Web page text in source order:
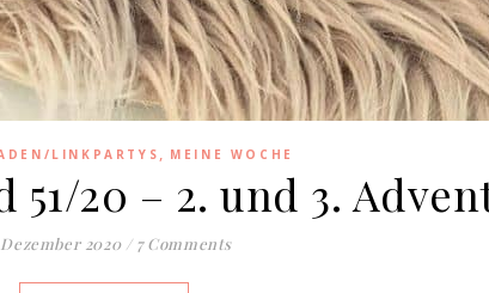
LINKPARTYS , MEINE WOCHE
51/20 – 2. und 3.
Dezember 2020 / 7 Comments